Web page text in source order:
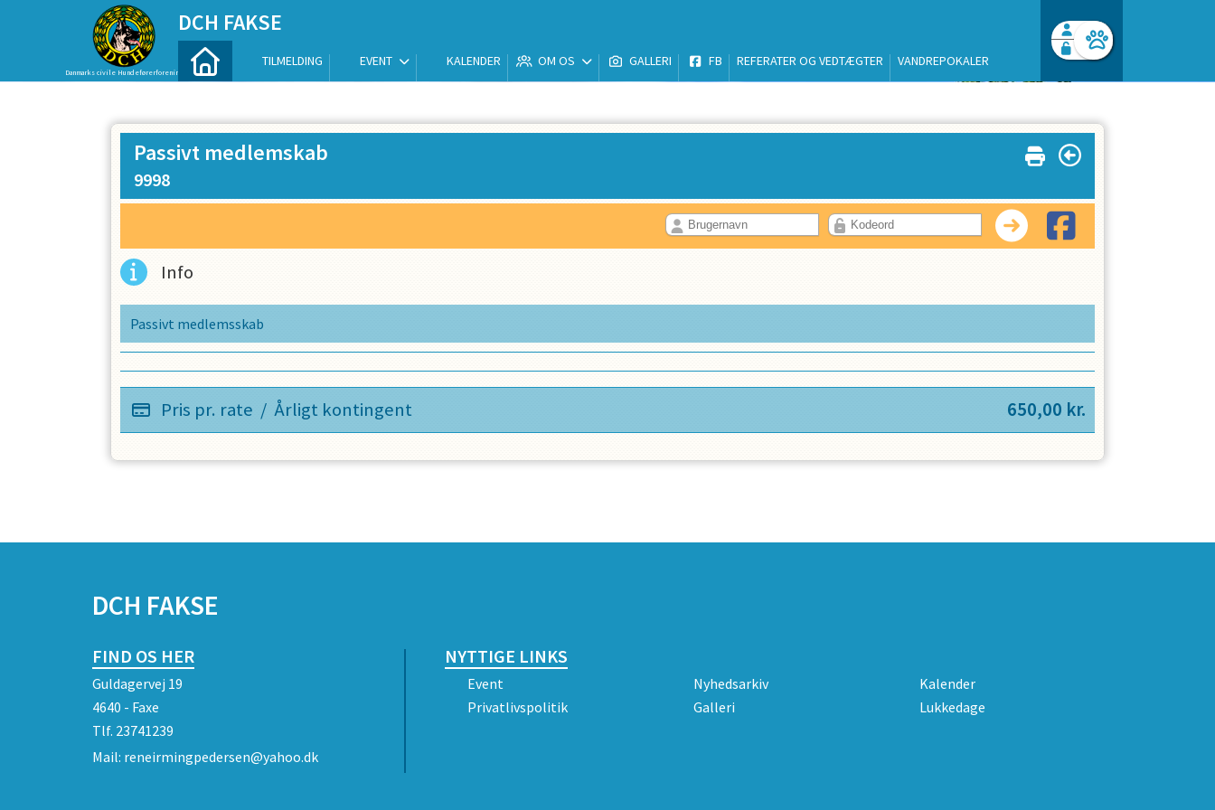
DCH FAKSE
Danmarks civile Hundeførerforening
TILMELDING EVENT KALENDER OM OS GALLERI FB REFERATER OG VEDTÆGTER VANDREPOKALER
Passivt medlemskab
9998
Info
Passivt medlemsskab
Pris pr. rate / Årligt kontingent 650,00 kr.
DCH FAKSE
FIND OS HER
Guldagervej 19
4640 - Faxe
Tlf. 23741239
Mail: reneirmingpedersen@yahoo.dk
NYTTIGE LINKS
Event Nyhedsarkiv
Kalender
Privatlivspolitik
Galleri Lukkedage